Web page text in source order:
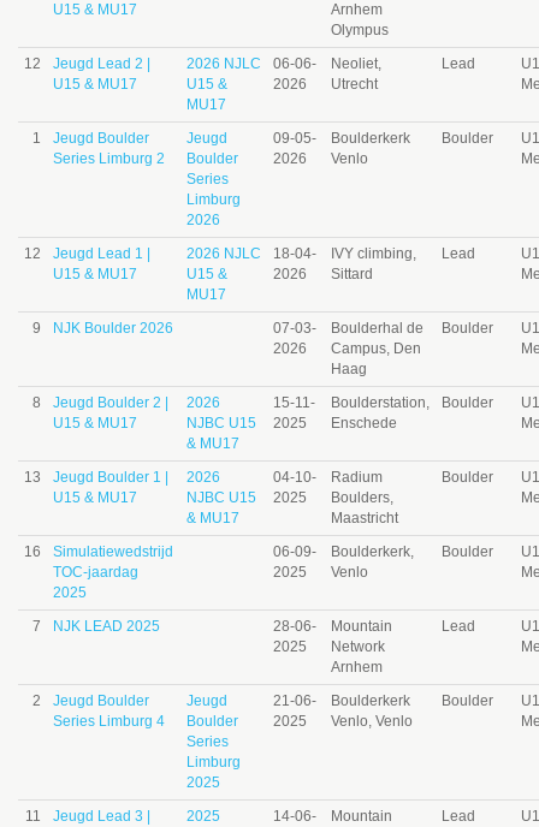
U15 & MU17
Arnhem
Olympus
12
Jeugd Lead 2 |
U15 & MU17
2026 NJLC
U15 &
MU17
06-06-
2026
Neoliet,
Utrecht
Lead
1
Jeugd Boulder
Series Limburg 2
Jeugd
Boulder
Series
Limburg
2026
09-05-
2026
Boulderkerk
Venlo
Boulder
12
Jeugd Lead 1 |
U15 & MU17
2026 NJLC
U15 &
MU17
18-04-
2026
IVY climbing,
Sittard
Lead
9 NJK Boulder 2026
07-03-
2026
Boulderhal de
Campus, Den
Haag
Boulder
8
Jeugd Boulder 2 |
U15 & MU17
2026
NJBC U15
& MU17
15-11-
2025
Boulderstation,
Enschede
Boulder
13
Jeugd Boulder 1 |
U15 & MU17
2026
NJBC U15
& MU17
04-10-
2025
Radium
Boulders,
Maastricht
Boulder
16
Simulatiewedstrijd
TOC-jaardag
2025
06-09-
2025
Boulderkerk,
Venlo
Boulder
7 NJK LEAD 2025
28-06-
2025
Mountain
Network
Arnhem
Lead
2
Jeugd Boulder
Series Limburg 4
Jeugd
Boulder
Series
Limburg
2025
21-06-
2025
Boulderkerk
Venlo, Venlo
Boulder
11
Jeugd Lead 3 |
2025
14-06-
Mountain
Lead